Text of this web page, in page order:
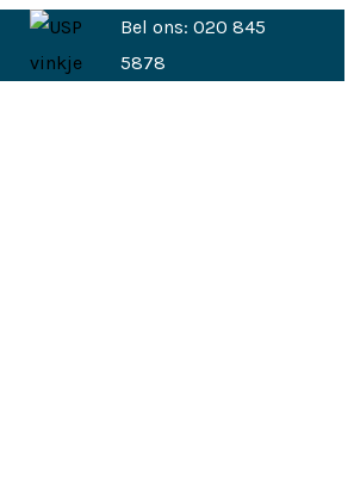
Bel ons: 020 845
5878